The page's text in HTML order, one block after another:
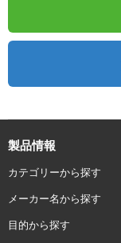
製品情報
カテゴリーから探す
メーカー名から探す
目的から探す